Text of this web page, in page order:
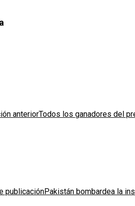
anteriorTodos los ganadores del
publicaciónPakistán bombardea la